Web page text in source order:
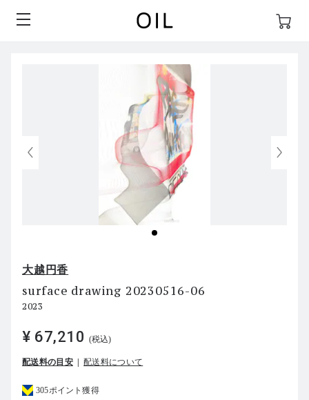
大越円香
surface drawing 20230516-06
2023
¥ 67,210 (税込)
配送料の目安 配送料について
305ポイント獲得